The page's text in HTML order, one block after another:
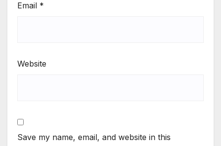
Email *
Website
Save my name, email, and website in this